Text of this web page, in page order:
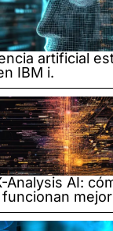
artificial
IBM i.
Analysis AI: